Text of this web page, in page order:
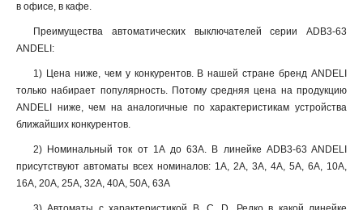
в офисе, в кафе.
Преимущества автоматических выключателей серии ADB3-63
ANDELI:
1) Цена ниже, чем у конкурентов. В нашей стране бренд ANDELI
только набирает популярность. Потому средняя цена на продукцию
ANDELI ниже, чем на аналогичные по характеристикам устройства
ближайших конкурентов.
2) Номинальный ток от 1А до 63А. В линейке ADB3-63 ANDELI
присутствуют автоматы всех номиналов: 1А, 2А, 3А, 4А, 5А, 6А, 10А,
16А, 20А, 25А, 32А, 40А, 50А, 63А